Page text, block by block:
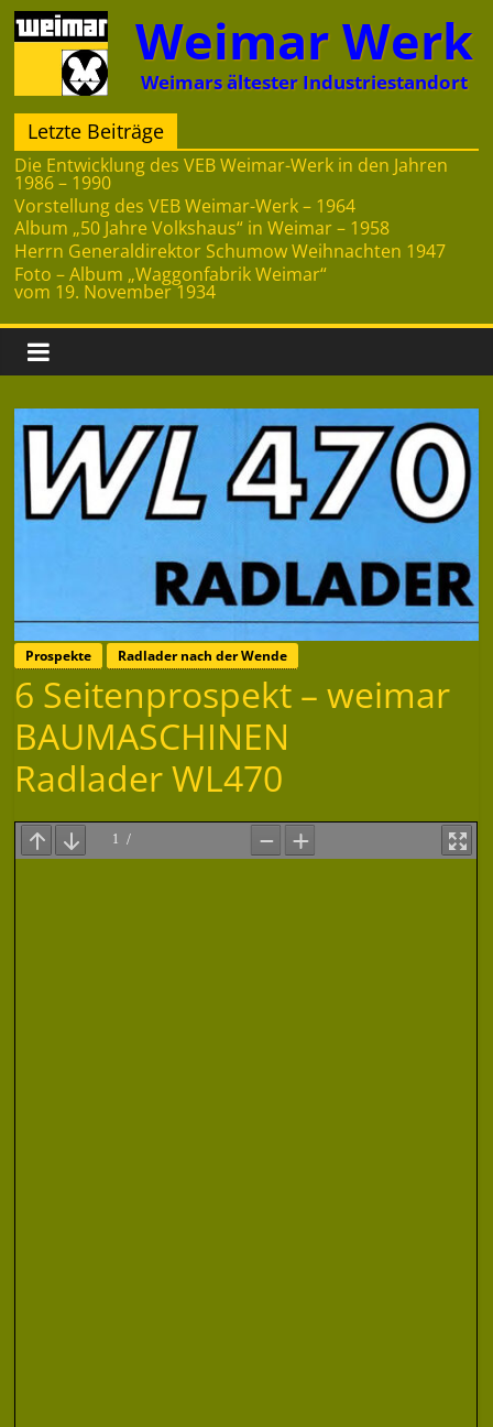
Zum
Inhalt
springen
Weimar Werk
Weimars ältester Industriestandort
Letzte Beiträge
Die Entwicklung des VEB Weimar-Werk in den Jahren
1986 – 1990
Vorstellung des VEB Weimar-Werk – 1964
Album „50 Jahre Volkshaus“ in Weimar – 1958
Herrn Generaldirektor Schumow Weihnachten 1947
Foto – Album „Waggonfabrik Weimar“
vom 19. November 1934
Prospekte Radlader nach der Wende
6 Seitenprospekt – weimar
BAUMASCHINEN
Radlader WL470